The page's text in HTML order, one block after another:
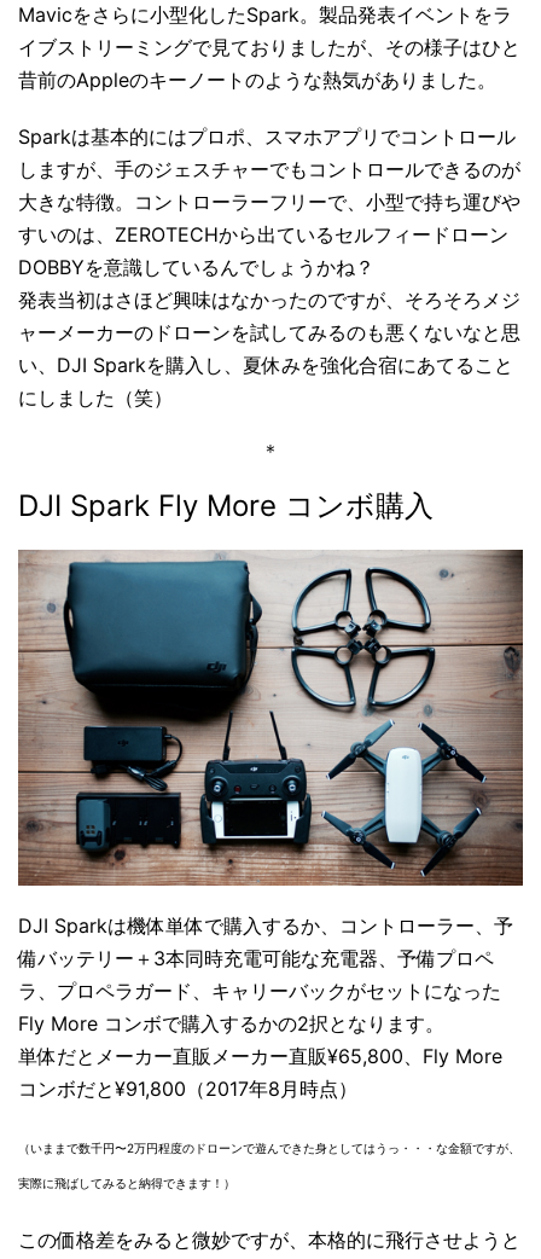
Mavicをさらに小型化したSpark。製品発表イベントをラ
イブストリーミングで見ておりましたが、その様子はひと
昔前のAppleのキーノートのような熱気がありました。
Sparkは基本的にはプロポ、スマホアプリでコントロール
しますが、手のジェスチャーでもコントロールできるのが
大きな特徴。コントローラーフリーで、小型で持ち運びや
すいのは、ZEROTECHから出ているセルフィードローン
DOBBYを意識しているんでしょうかね？
発表当初はさほど興味はなかったのですが、そろそろメジ
ャーメーカーのドローンを試してみるのも悪くないなと思
い、DJI Sparkを購入し、夏休みを強化合宿にあてること
にしました（笑）
＊
DJI Spark Fly More コンボ購入
DJI Sparkは機体単体で購入するか、コントローラー、予
備バッテリー＋3本同時充電可能な充電器、予備プロペ
ラ、プロペラガード、キャリーバックがセットになった
Fly More コンボで購入するかの2択となります。
単体だとメーカー直販メーカー直販¥65,800、Fly More
コンボだと¥91,800（2017年8月時点）
（いままで数千円〜2万円程度のドローンで遊んできた身としてはうっ・・・な金額ですが、
実際に飛ばしてみると納得できます！）
この価格差をみると微妙ですが、本格的に飛行させようと